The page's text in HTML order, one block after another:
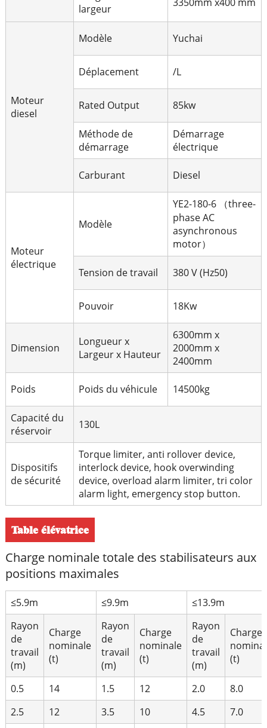
largeur
Moteur
diesel
Modèle Yuchai
Déplacement /L
Rated Output 85kw
Méthode de
démarrage
Démarrage
électrique
Carburant Diesel
Moteur
électrique
Modèle
YE2-180-6 （three-
phase AC
asynchronous
motor）
Tension de travail 380 V (Hz50)
Pouvoir 18Kw
Dimension
Longueur x
Largeur x Hauteur
6300mm x
2000mm x
2400mm
Poids Poids du véhicule 14500kg
Capacité du
réservoir
130L
Dispositifs
de sécurité
Torque limiter, anti rollover device,
interlock device, hook overwinding
device, overload alarm limiter, tri color
alarm light, emergency stop button.
Table élévatrice
Charge nominale totale des stabilisateurs aux
positions maximales
≤5.9m ≤9.9m
≤13.9m
Rayon
de
travail
(m)
Charge
nominale
(t)
Rayon
de
travail
(m)
Charge
nominale
(t)
Rayon
de
travail
(m)
Charge
(t)
0.5 14 1.5 12 2.0
8.0
2.5
12 3.5 10 4.5
7.0